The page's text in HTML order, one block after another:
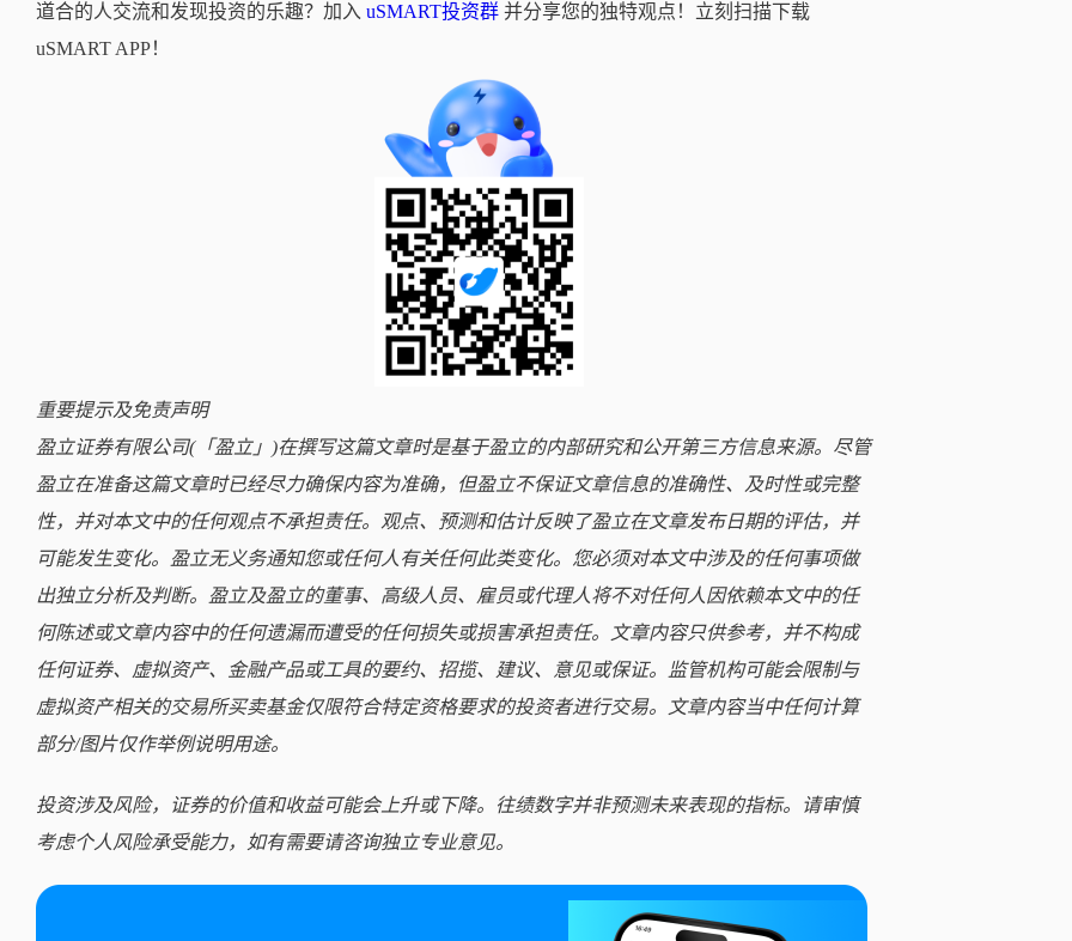
道合的人交流和发现投资的乐趣？加入 uSMART投资群 并分享您的独特观点！立刻扫描下载
uSMART APP！
重要提示及免责声明
盈立证券有限公司(「盈立」)在撰写这篇文章时是基于盈立的内部研究和公开第三方信息来源。尽管
盈立在准备这篇文章时已经尽力确保内容为准确，但盈立不保证文章信息的准确性、及时性或完整
性，并对本文中的任何观点不承担责任。观点、预测和估计反映了盈立在文章发布日期的评估，并
可能发生变化。盈立无义务通知您或任何人有关任何此类变化。您必须对本文中涉及的任何事项做
出独立分析及判断。盈立及盈立的董事、高级人员、雇员或代理人将不对任何人因依赖本文中的任
何陈述或文章内容中的任何遗漏而遭受的任何损失或损害承担责任。文章内容只供参考，并不构成
任何证券、虚拟资产、金融产品或工具的要约、招揽、建议、意见或保证。监管机构可能会限制与
虚拟资产相关的交易所买卖基金仅限符合特定资格要求的投资者进行交易。文章内容当中任何计算
部分/图片仅作举例说明用途。
投资涉及风险，证券的价值和收益可能会上升或下降。往绩数字并非预测未来表现的指标。请审慎
考虑个人风险承受能力，如有需要请咨询独立专业意见。